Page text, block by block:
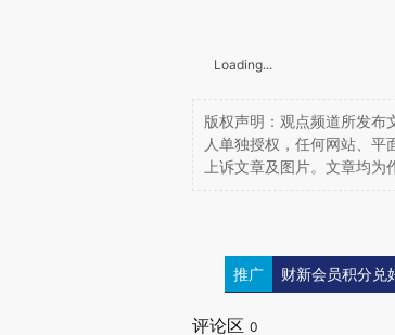
Loading...
版权声明：观点频道所发布
人单独授权，任何网站、平
上诉文章及图片。文章均为
推广 财新会员积分兑
评论区 0